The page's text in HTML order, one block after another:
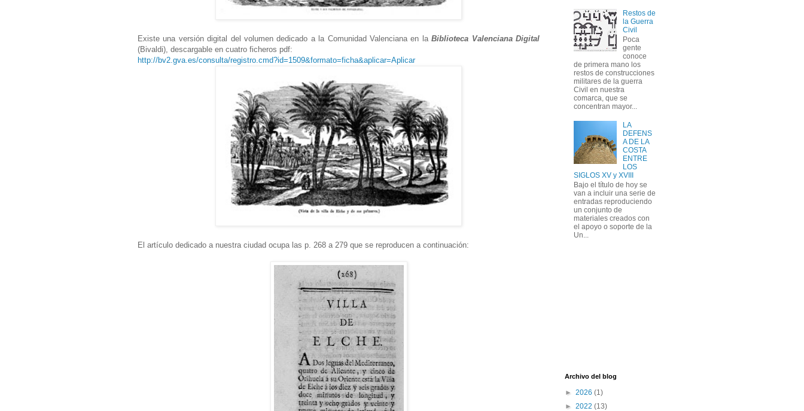
Existe una versión digital del volumen dedicado a la Comunidad Valenciana en laBiblioteca Valenciana Digital
(Bivaldi), descargable en cuatro ficheros pdf:
http://bv2.gva.es/consulta/registro.cmd?id=1509&formato=ficha&aplicar=Aplicar
El artículo dedicado a nuestra ciudad ocupa las p. 268 a 279 que se reproducen a continuación:
Restos de
la Guerra
Civil
Poca
gente
conoce
de primera mano los
restos de construcciones
militares de la guerra
Civil en nuestra
comarca, que se
concentran mayor...
LA
DEFENS
A DE LA
COSTA
ENTRE
LOS
SIGLOS XV y XVIII
Bajo el título de hoy se
van a incluir una serie de
entradas reproduciendo
un conjunto de
materiales creados con
el apoyo o soporte de la
Un...
Archivo del blog
► 2026 (1)
► 2022 (13)